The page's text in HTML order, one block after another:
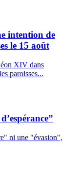
intention de
le 15 août
XIV dans
paroisses...
ni une "évasion",